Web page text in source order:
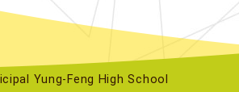
Yung-Feng High School